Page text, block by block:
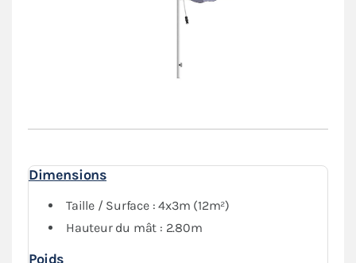
un usage professionnel intensif
dévissables est unique et breveté. Il vous permet de
rapidement
Vous pourrez travailleren toute confianceavec notre
robustesse de votre stand.
Dimensions
Taille / Surface : 4x3m (12m²)
Hauteur du mât : 2.80m
Poids